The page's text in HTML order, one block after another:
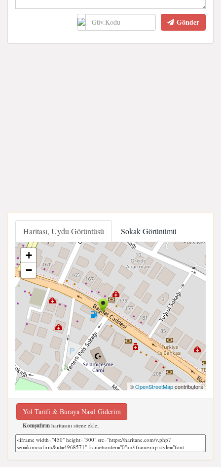
Gönder
Haritası, Uydu Görüntüsü Sokak Görünümü
+
−
©OpenStreetMapcontributors
Yol Tarifi & Buraya Nasıl Giderim
Komşufırın haritasını sitene ekle;